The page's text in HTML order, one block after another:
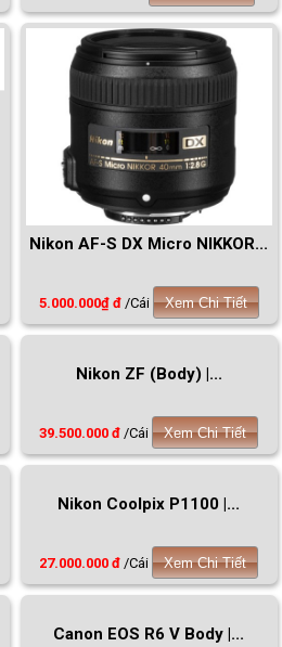
Nikon AF-S DX Micro NIKKOR...
5.000.000₫ đ /Cái Xem Chi Tiết
Nikon ZF (Body) |...
39.500.000 đ /Cái Xem Chi Tiết
Nikon Coolpix P1100 |...
27.000.000 đ /Cái Xem Chi Tiết
Canon EOS R6 V Body |...